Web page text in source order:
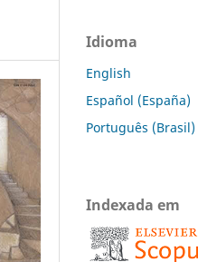
Idioma
English
Español (España)
Português (Brasil)
Indexada em